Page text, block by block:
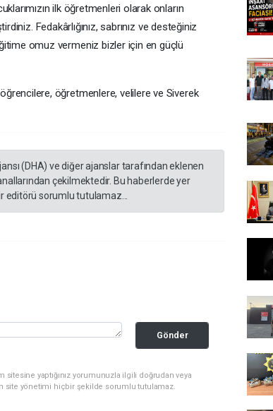
ilk öğretmenleri olarak onların
Fedakârlığınız, sabrınız ve desteğiniz
omuz vermeniz bizler için en güçlü
öğrencilere, öğretmenlere, velilere ve Siverek
(DHA) ve diğer ajanslar tarafından eklenen
çekilmektedir. Bu haberlerde yer
editörü sorumlu tutulamaz...
Gönder
yaptığınız yorumunuzla ilgili doğrudan veya
site yönetimi hiçbir şekilde sorumlu tutulamaz.